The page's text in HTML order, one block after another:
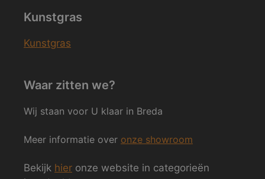
Kunstgras
Kunstgras
Waar zitten we?
Wij staan voor U klaar in Breda
Meer informatie over onze showroom
Bekijk hier onze website in categorieën